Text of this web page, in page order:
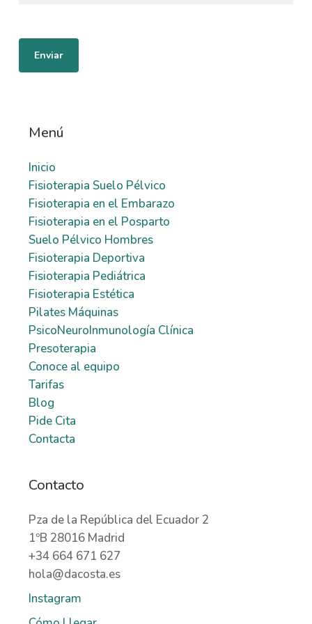
Menú
Inicio
Fisioterapia Suelo Pélvico
Fisioterapia en el Embarazo
Fisioterapia en el Posparto
Suelo Pélvico Hombres
Fisioterapia Deportiva
Fisioterapia Pediátrica
Fisioterapia Estética
Pilates Máquinas
PsicoNeuroInmunología Clínica
Presoterapia
Conoce al equipo
Tarifas
Blog
Pide Cita
Contacta
Contacto
Pza de la República del Ecuador 2
1ºB 28016 Madrid
+34 664 671 627
hola@dacosta.es
Instagram